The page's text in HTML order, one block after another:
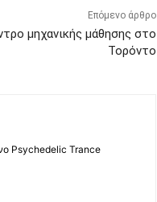
Επόμενο άρθρο
μηχανικής μάθησης στο
Τορόντο
Psychedelic Trance